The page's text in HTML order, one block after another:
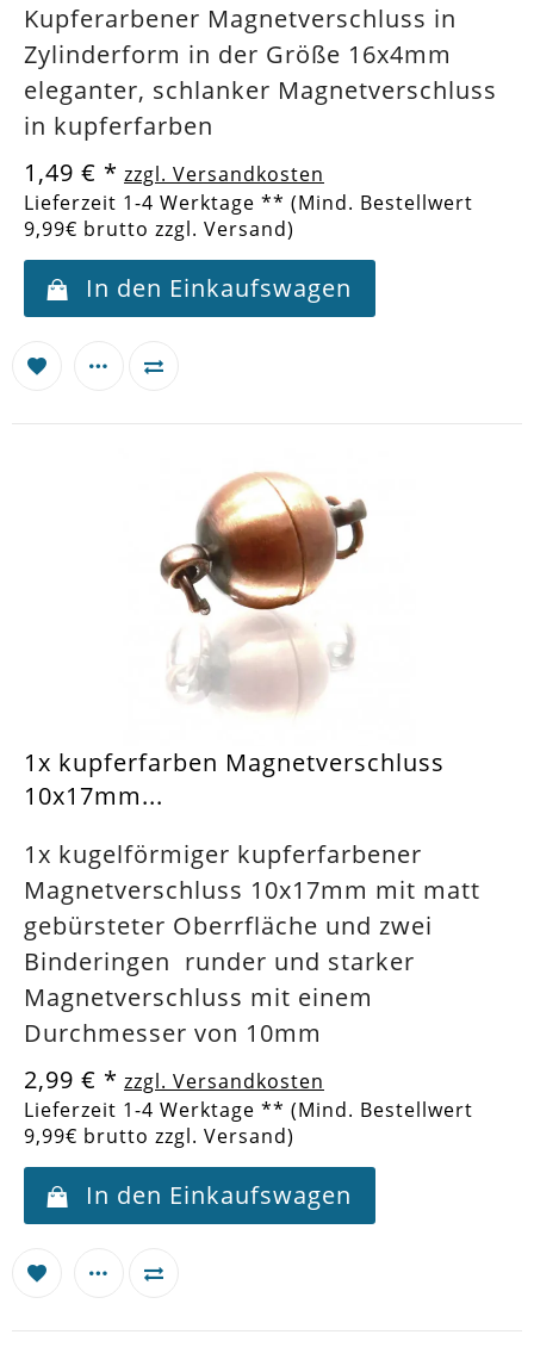
Kupferarbener Magnetverschluss in
Zylinderform in der Größe 16x4mm
eleganter, schlanker Magnetverschluss
in kupferfarben
1,49 € * zzgl. Versandkosten
Lieferzeit 1-4 Werktage ** (Mind. Bestellwert
9,99€ brutto zzgl. Versand)
In den Einkaufswagen
1x kupferfarben Magnetverschluss
10x17mm...
1x kugelförmiger kupferfarbener
Magnetverschluss 10x17mm mit matt
gebürsteter Oberrfläche und zwei
Binderingen runder und starker
Magnetverschluss mit einem
Durchmesser von 10mm
2,99 € * zzgl. Versandkosten
Lieferzeit 1-4 Werktage ** (Mind. Bestellwert
9,99€ brutto zzgl. Versand)
In den Einkaufswagen